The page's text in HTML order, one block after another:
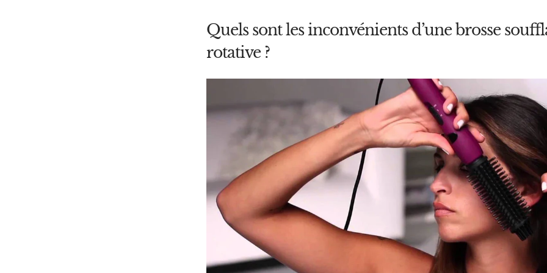
Quels sont les inconvénients d’une brosse
rotative ?